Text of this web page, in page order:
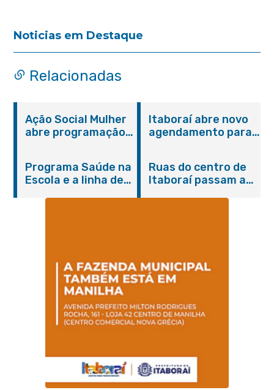
Noticias em Destaque
Relacionadas
Ação Social Mulher
abre programação
serviços gratuitos e
orientações
Itaboraí abre novo
agendamento para
Programa Saúde na
Escola e a linha de
Magalhães Seabra
Ruas do centro de
Itaboraí passam a